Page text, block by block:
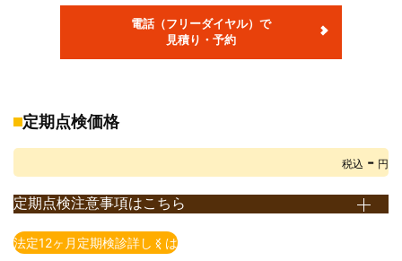
※自賠責保険料金は、軽自動車・乗用車24ヶ月、小型貨物車12ヶ
※部品交換が必要な場合、部品代・交換料金が別途発生します。
エコカー減税対象車の重量税額は上記額より減額されます。
現在の税額となります)
※自賠責保険料は2023年4月1日現在の保険料となります。
※印紙代は2026年4月1日現在の料金となります。
電話（フリーダイヤル）で
見積り・予約
定期点検価格
税込 - 円
定期点検注意事項はこちら
は、使用用途や車種によって異なります。
法定12ヶ月定期検診詳しくは